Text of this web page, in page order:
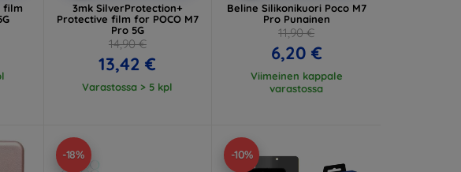
film
3mk SilverProtection+
Protective film for POCO M7
Pro 5G
14,90 €
13,42 €
Varastossa > 5 kpl
Beline Silikonikuori Poco M7
Pro Punainen
11,90 €
6,20 €
Viimeinen kappale
varastossa
-18% -10%